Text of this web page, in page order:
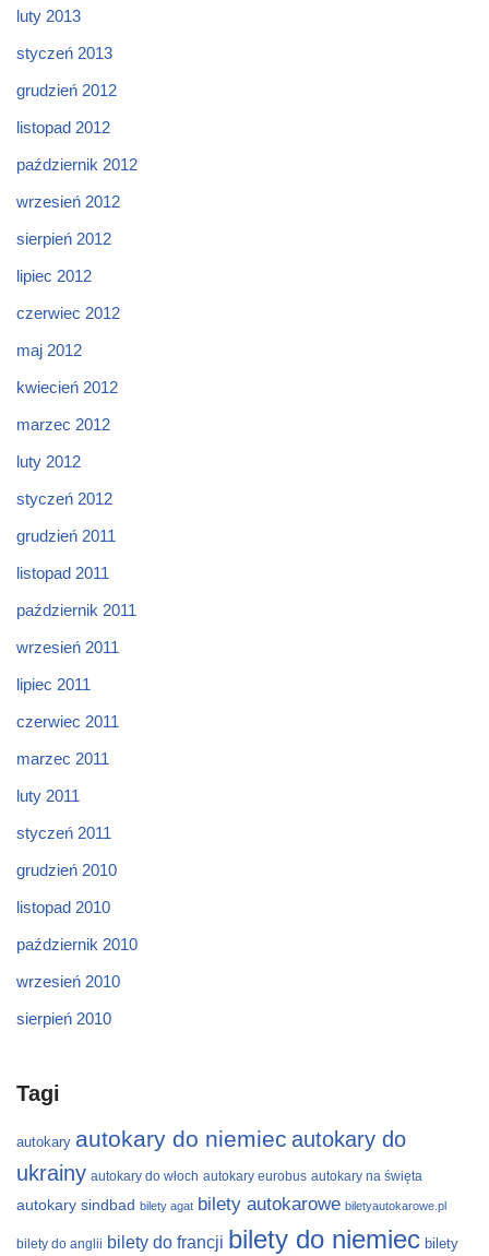
luty 2013
styczeń 2013
grudzień 2012
listopad 2012
październik 2012
wrzesień 2012
sierpień 2012
lipiec 2012
czerwiec 2012
maj 2012
kwiecień 2012
marzec 2012
luty 2012
styczeń 2012
grudzień 2011
listopad 2011
październik 2011
wrzesień 2011
lipiec 2011
czerwiec 2011
marzec 2011
luty 2011
styczeń 2011
grudzień 2010
listopad 2010
październik 2010
wrzesień 2010
sierpień 2010
Tagi
autokary autokary do niemiec autokary do
ukrainy autokary do włoch autokary eurobus autokary na święta
autokary sindbad bilety agat bilety autokarowe biletyautokarowe.pl
bilety do anglii bilety do francji bilety do niemiec bilety